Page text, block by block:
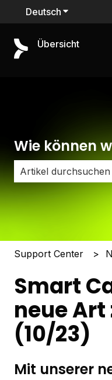
Deutsch
Übersicht
Wie können
Es gibt keine
Support Center
Smart
neue Art
(10/23)
Mit unserer